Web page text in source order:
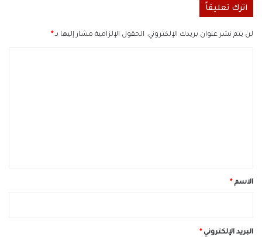
اترك تعليقاً
لن يتم نشر عنوان بريدك الإلكتروني. الحقول الإلزامية مشار إليها بـ*
*الاسم*
البريد الإلكتروني*